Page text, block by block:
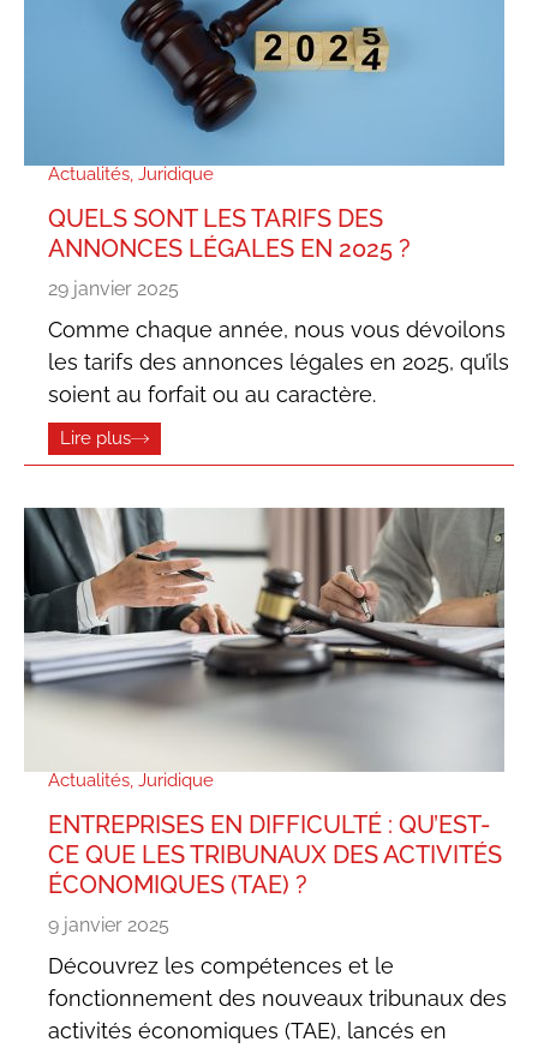
Actualités,Juridique
QUELS SONT LES TARIFS DES
ANNONCES LÉGALES EN 2025 ?
29 janvier 2025
Comme chaque année, nous vous dévoilons
les tarifs des annonces légales en 2025, qu’ils
soient au forfait ou au caractère.
Lire plus
Actualités,Juridique
ENTREPRISES EN DIFFICULTÉ : QU’EST-
CE QUE LES TRIBUNAUX DES ACTIVITÉS
ÉCONOMIQUES (TAE) ?
9 janvier 2025
Découvrez les compétences et le
fonctionnement des nouveaux tribunaux des
activités économiques (TAE), lancés en